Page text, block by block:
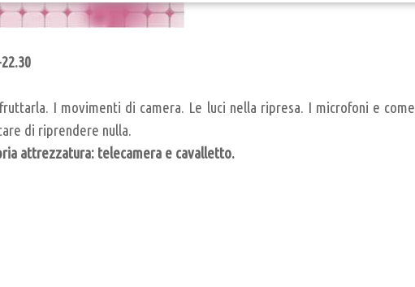
I movimenti di camera. Le luci nella ripresa. I microfoni e
di riprendere nulla.
attrezzatura: telecamera e cavalletto.